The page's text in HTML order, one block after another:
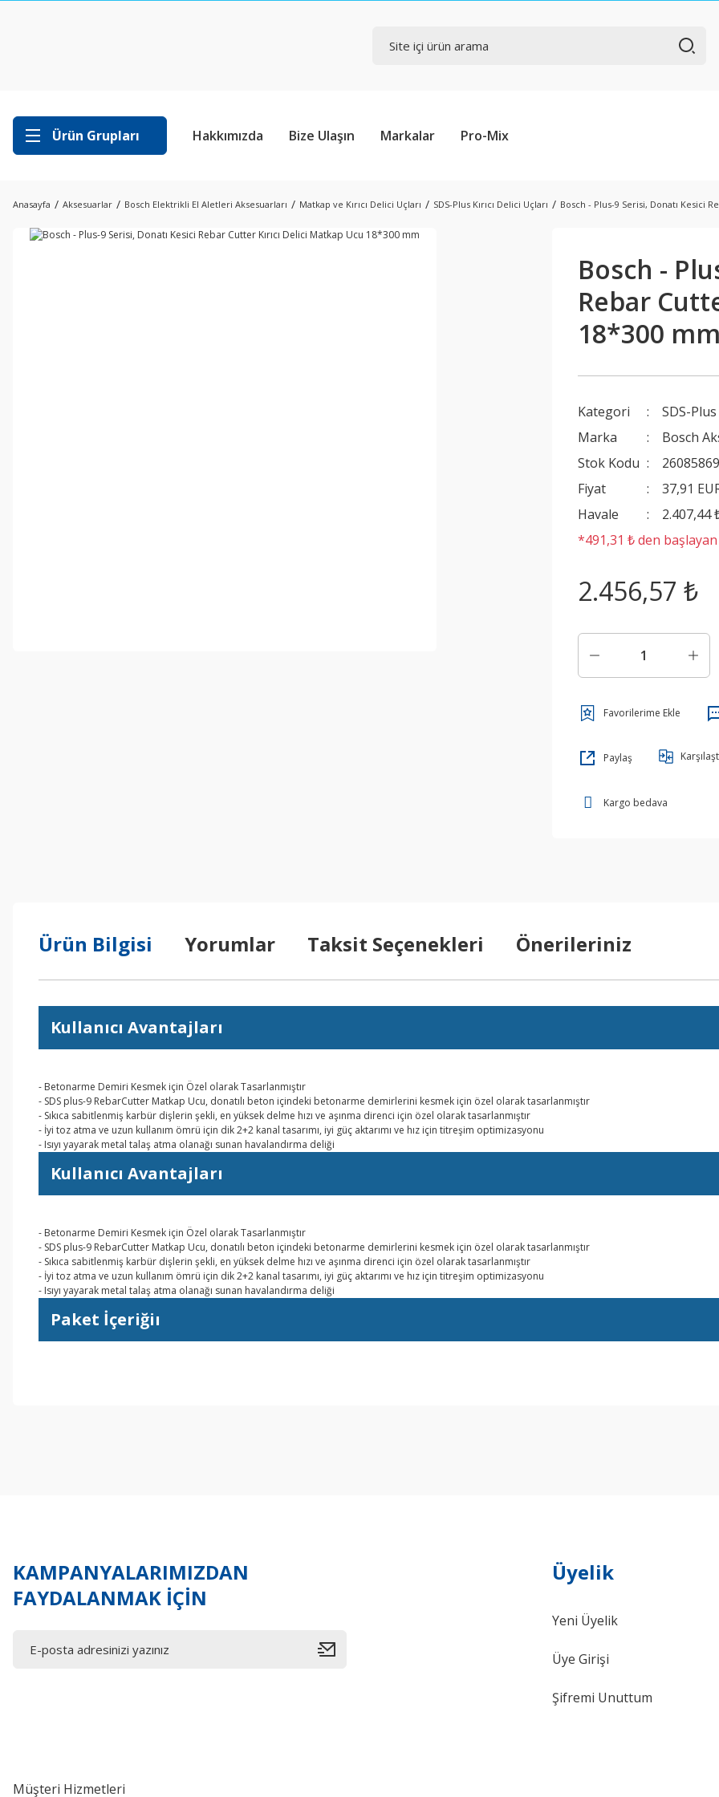
Ürün Grupları Hakkımızda Bize Ulaşın Markalar Pro-Mix
Anasayfa Aksesuarlar Bosch Elektrikli El Aletleri Aksesuarları Matkap ve Kırıcı Delici Uçları SDS-Plus Kırıcı Delici Uçları Bosch - Plus-9 Serisi, Donatı Kesici
Bosch -
Rebar
18*300
Kategori
SDS-Plus
Marka
Bosch
Stok Kodu
Fiyat
37,91
Havale
2.407,44
*491,31 ₺ den
2.456,57 ₺
Paylaş
Kargo bedava
Ürün Bilgisi Yorumlar Taksit Seçenekleri Önerileriniz
Kullanıcı Avantajları
- Betonarme Demiri Kesmek için Özel olarak Tasarlanmıştır
- SDS plus-9 RebarCutter Matkap Ucu, donatılı beton içindeki betonarme demirlerini kesmek için özel olarak tasarlanmıştır
- Sıkıca sabitlenmiş karbür dişlerin şekli, en yüksek delme hızı ve aşınma direnci için özel olarak tasarlanmıştır
- İyi toz atma ve uzun kullanım ömrü için dik 2+2 kanal tasarımı, iyi güç aktarımı ve hız için titreşim optimizasyonu
- Isıyı yayarak metal talaş atma olanağı sunan havalandırma deliği
Kullanıcı Avantajları
- Betonarme Demiri Kesmek için Özel olarak Tasarlanmıştır
- SDS plus-9 RebarCutter Matkap Ucu, donatılı beton içindeki betonarme demirlerini kesmek için özel olarak tasarlanmıştır
- Sıkıca sabitlenmiş karbür dişlerin şekli, en yüksek delme hızı ve aşınma direnci için özel olarak tasarlanmıştır
- İyi toz atma ve uzun kullanım ömrü için dik 2+2 kanal tasarımı, iyi güç aktarımı ve hız için titreşim optimizasyonu
- Isıyı yayarak metal talaş atma olanağı sunan havalandırma deliği
Paket İçeriğiı
KAMPANYALARIMIZDAN
FAYDALANMAK İÇİN
Müşteri Hizmetleri
Üyelik
Yeni Üyelik
Üye Girişi
Şifremi Unuttum